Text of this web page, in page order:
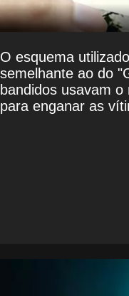
O esquema
semelhante ao do
bandidos usavam
para enganar as